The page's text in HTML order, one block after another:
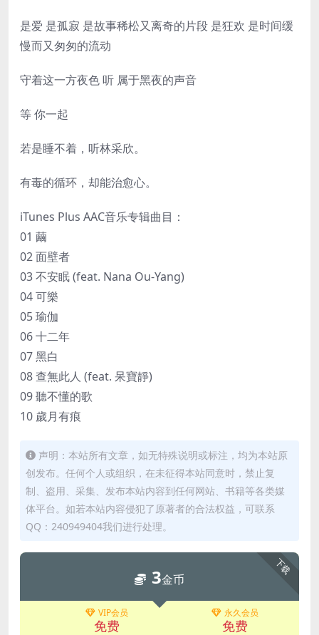
是爱 是孤寂 是故事稀松又离奇的片段 是狂欢 是时间缓
慢而又匆匆的流动
守着这一方夜色 听 属于黑夜的声音
等 你一起
若是睡不着，听林采欣。
有毒的循环，却能治愈心。
iTunes Plus AAC音乐专辑曲目：
01 繭
02 面壁者
03 不安眠 (feat. Nana Ou-Yang)
04 可樂
05 瑜伽
06 十二年
07 黑白
08 查無此人 (feat. 呆寶靜)
09 聽不懂的歌
10 歲月有痕
声明：本站所有文章，如无特殊说明或标注，均为本站原
创发布。任何个人或组织，在未征得本站同意时，禁止复
制、盗用、采集、发布本站内容到任何网站、书籍等各类媒
体平台。如若本站内容侵犯了原著者的合法权益，可联系
QQ：240949404我们进行处理。
下载
3金币
VIP会员
免费
永久会员
免费